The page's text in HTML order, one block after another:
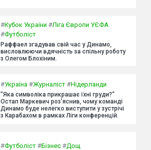
#Кубок України #Ліга Європи УЄФА
#Футболіст
Раффаел згадував свій час у Динамо,
висловлюючи вдячність за спільну роботу
з Олегом Блохіним.
#Україна #Журналіст #Нідерланди
"Яка символіка прикрашає їхні груди?"
Остап Маркевич роз'яснив, чому команді
Динамо буде нелегко виступити у зустрічі
з Карабахом в рамках Ліги конференцій.
#Футболіст #Бізнес #Дощ